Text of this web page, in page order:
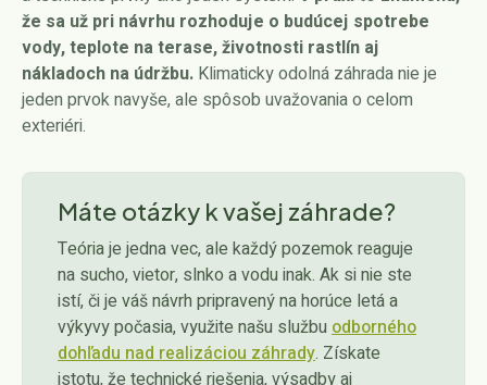
že sa už pri návrhu rozhoduje o budúcej spotrebe
vody, teplote na terase, životnosti rastlín aj
nákladoch na údržbu. Klimaticky odolná záhrada nie je
jeden prvok navyše, ale spôsob uvažovania o celom
exteriéri.
Máte otázky k vašej záhrade?
Teória je jedna vec, ale každý pozemok reaguje
na sucho, vietor, slnko a vodu inak. Ak si nie ste
istí, či je váš návrh pripravený na horúce letá a
výkyvy počasia, využite našu službu odborného
dohľadu nad realizáciou záhrady. Získate
istotu, že technické riešenia, výsadby aj